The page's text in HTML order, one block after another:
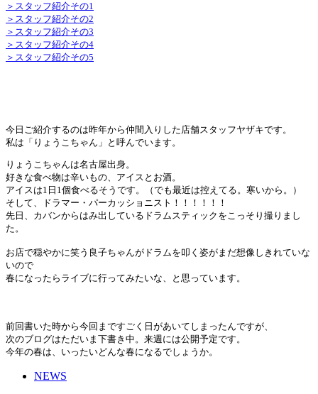
＞スタッフ紹介その1
＞スタッフ紹介その2
＞スタッフ紹介その3
＞スタッフ紹介その4
＞スタッフ紹介その5
今日ご紹介するのは昨年から仲間入りした店舗スタッフヤザキです。
私は「りょうこちゃん」と呼んでいます。
りょうこちゃんは名古屋出身。
好きな食べ物は辛いもの、アイスとお酒。
アイスは1日1個食べるそうです。（でも最近は控えてる。寒いから。）
そして、ドラマー・パーカッショニスト！！！！！！
先日、カバンからはみ出しているドラムスティックをこっそり撮りまし
た。
お店で穏やかに笑う良子ちゃんがドラムを叩く姿がまだ想像しきれていな
いので
春になったらライブに行ってみたいな、と思っています。
前回書いた時から今回まですごく日があいてしまったんですが、
次のブログはただいま下書き中。来週には公開予定です。
今年の春は、いったいどんな春になるでしょうか。
NEWS